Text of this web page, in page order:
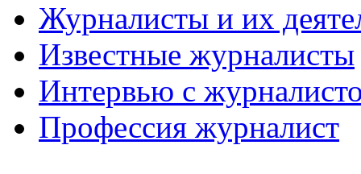
Журналисты и их
Известные журналисты
Интервью с
Профессия журналист